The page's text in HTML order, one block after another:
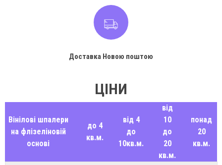
Доставка Новою поштою
ЦІНИ
Вінілові шпалери
на флізеліновій
основі
до 4
кв.м.
від 4
до
10кв.м.
від
10
до
20
кв.м.
понад
20
кв.м.